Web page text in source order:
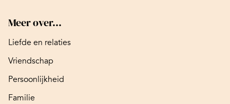
Meer over...
Liefde en relaties
Vriendschap
Persoonlijkheid
Familie